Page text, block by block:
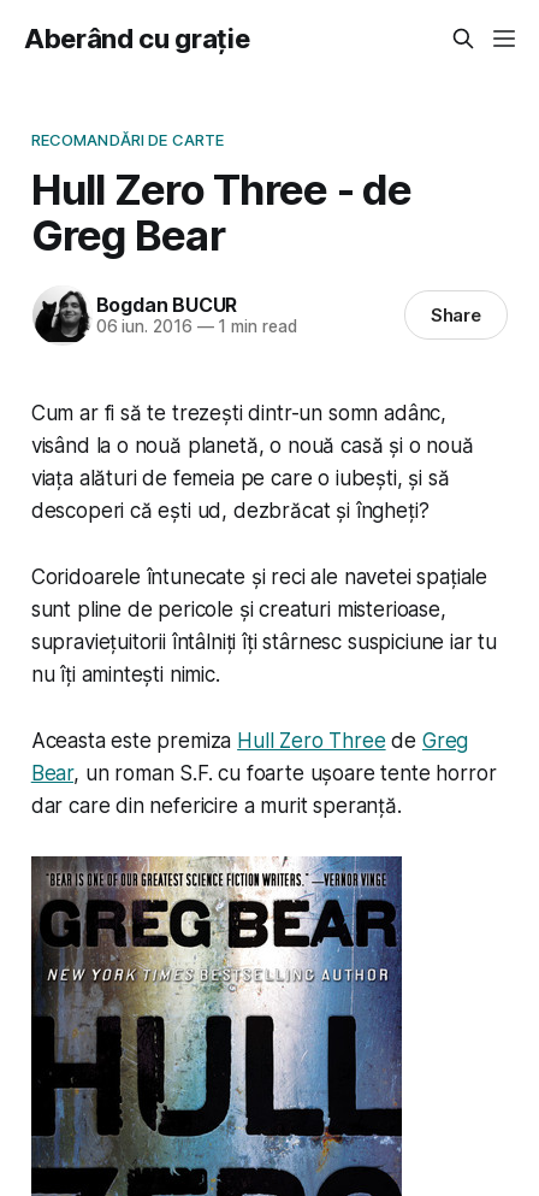
Aberând cu grație
RECOMANDĂRI DE CARTE
Hull Zero Three - de
Greg Bear
Bogdan BUCUR
06 iun. 2016 —1 min read Share
Cum ar fi să te trezești dintr-un somn adânc,
visând la o nouă planetă, o nouă casă și o nouă
viața alături de femeia pe care o iubești, și să
descoperi că ești ud, dezbrăcat și îngheți?
Coridoarele întunecate și reci ale navetei spațiale
sunt pline de pericole și creaturi misterioase,
supraviețuitorii întâlniți îți stârnesc suspiciune iar tu
nu îți amintești nimic.
Aceasta este premiza Hull Zero Three de Greg
Bear, un roman S.F. cu foarte ușoare tente horror
dar care din nefericire a murit speranță.